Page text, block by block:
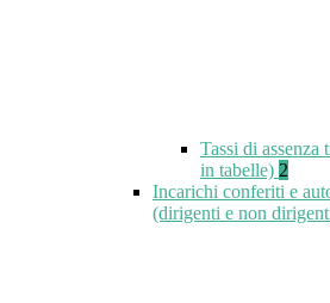
Tassi di assenza
in tabelle) 2
Incarichi conferiti e
(dirigenti e non